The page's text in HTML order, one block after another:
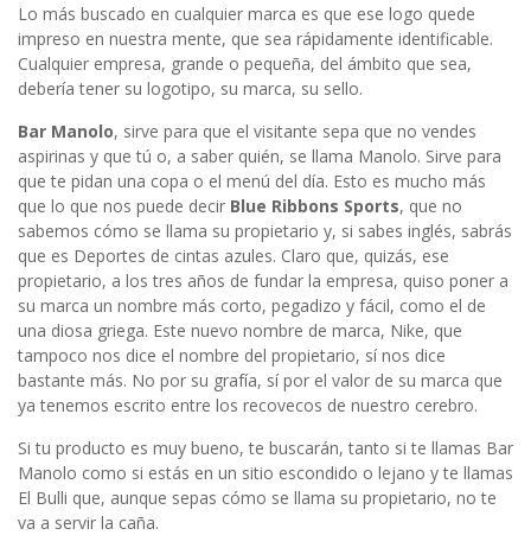
Lo más buscado en cualquier marca es que ese logo quede
impreso en nuestra mente, que sea rápidamente identificable.
Cualquier empresa, grande o pequeña, del ámbito que sea,
debería tener su logotipo, su marca, su sello.
Bar Manolo, sirve para que el visitante sepa que no vendes
aspirinas y que tú o, a saber quién, se llama Manolo. Sirve para
que te pidan una copa o el menú del día. Esto es mucho más
que lo que nos puede decir Blue Ribbons Sports, que no
sabemos cómo se llama su propietario y, si sabes inglés, sabrás
que es Deportes de cintas azules. Claro que, quizás, ese
propietario, a los tres años de fundar la empresa, quiso poner a
su marca un nombre más corto, pegadizo y fácil, como el de
una diosa griega. Este nuevo nombre de marca, Nike, que
tampoco nos dice el nombre del propietario, sí nos dice
bastante más. No por su grafía, sí por el valor de su marca que
ya tenemos escrito entre los recovecos de nuestro cerebro.
Si tu producto es muy bueno, te buscarán, tanto si te llamas Bar
Manolo como si estás en un sitio escondido o lejano y te llamas
El Bulli que, aunque sepas cómo se llama su propietario, no te
va a servir la caña.